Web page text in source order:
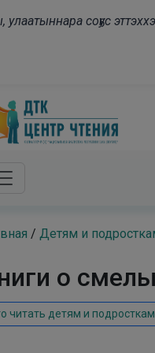
улаатыннара соҕус
/ Детям и
о
читать детям и подросткам